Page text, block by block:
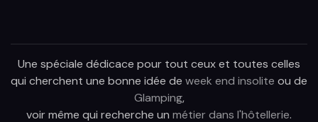
Une spéciale dédicace pour tout ceux et toutes celles
qui cherchent une bonne idée de week end insolite ou de
Glamping,
voir même qui recherche un métier dans l'hôtellerie.